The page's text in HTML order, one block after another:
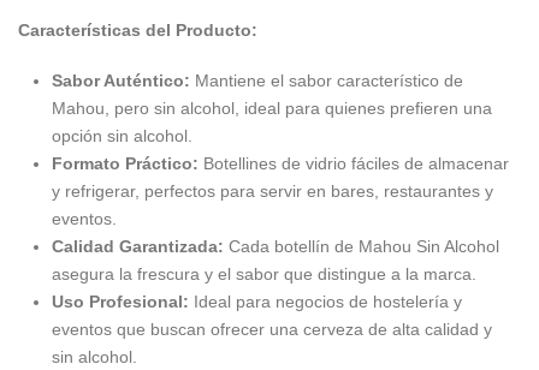
Características del Producto:
Sabor Auténtico: Mantiene el sabor característico de
Mahou, pero sin alcohol, ideal para quienes prefieren una
opción sin alcohol.
Formato Práctico: Botellines de vidrio fáciles de almacenar
y refrigerar, perfectos para servir en bares, restaurantes y
eventos.
Calidad Garantizada: Cada botellín de Mahou Sin Alcohol
asegura la frescura y el sabor que distingue a la marca.
Uso Profesional: Ideal para negocios de hostelería y
eventos que buscan ofrecer una cerveza de alta calidad y
sin alcohol.